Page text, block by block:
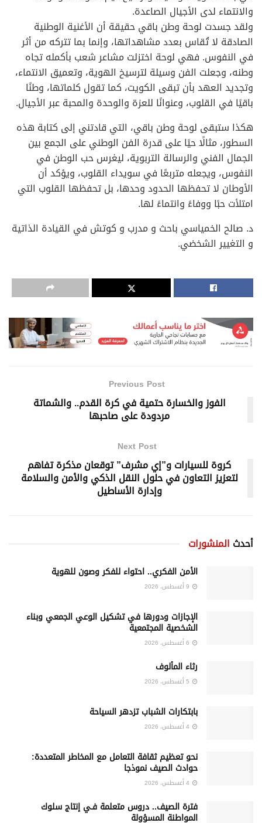
والانتماء لدى الأجيال الصاعدة.
ولقد جسدت لوحة وطن باقي حقيقة أن الأغنية الوطنية
الصادقة لا تُقاس بعدد مشاهداتها، وإنما بما تتركه من أثر
في النفوس. فهي لوحة اختزلت مشاعر شعب بأكمله تجاه
وطنه، وجعلت الفن وسيلة لترسيخ الهوية، وتعميق الانتماء،
وتجديد العهد بأن تبقى الكويت، كما تقول كلماتها، وطنًا
باقيًا في القلوب، وعنوانًا للعزة والوحدة والمحبة عبر الأجيال.
هكذا ستبقى لوحة وطن باقي، التي قادتني إلى كتابة هذه
السطور، مثالًا حيًا على قدرة الفن الوطني على الجمع بين
الجمال الفني والرسالة التربوية، ليغرس حب الوطن في
النفوس، ويجعله متربعًا في سويداء القلوب، ويؤكد أن
الأوطان لا تحفظها الحدود وحدها، بل تحفظها القلوب التي
امتلأت حبًا ووفاءً وانتماءً لها.
د. صالح الخمياسي باحث و مدرب و كوتش في القيادة الذاتية
و التغيير الشخضي.
Previous Post
الفوز والخسارة حتمية في كرة القدم.. والشماتة
مردودة على صاحبها
Next Post
كروة للسيارات و”إي مشرف” توقعان مذكرة تفاهم
لتعزيز التعاون في حلول النقل الذكي والأمن والسلامة
وإدارة الأساطيل
أحدث المنشورات
الأمن الفكري.. احتواء للفكر وصون للهوية
الإجازات ودورها في تشكيل الوعي الجمعي وبناء
الشخصية المجتمعية
رثاء المألوف
بابتكارات الشباب تزدهر السياحة
نحو تعظيم ثقافة التعامل مع المخاطر المتعددة:
حوادث الصيف نموذجا
فترة الصيف.. دروس متعلمة فـي إنتاج سلوك
المواطنة المسؤولة